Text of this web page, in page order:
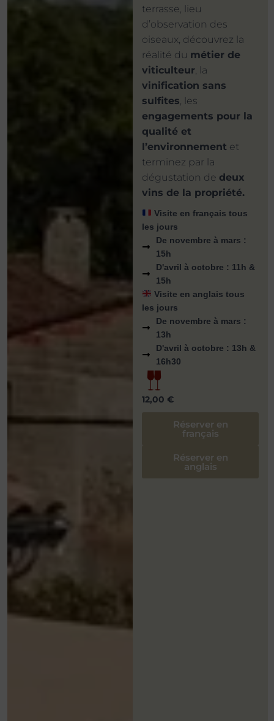
terrasse, lieu
d’observation des
oiseaux, découvrez la
réalité du métier de
viticulteur , la
vinification sans
sulfites , les
engagements pour la
qualité et
l’environnement et
terminez par la
dégustation de deux
vins de la propriété.
​ Visite en français tous
les jours
De novembre à mars :
15h
D'avril à octobre : 11h &
15h
​ Visite en anglais tous
les jours
De novembre à mars :
13h
D'avril à octobre : 13h &
16h30
12,00 €
Réserver en
français
Réserver en
anglais